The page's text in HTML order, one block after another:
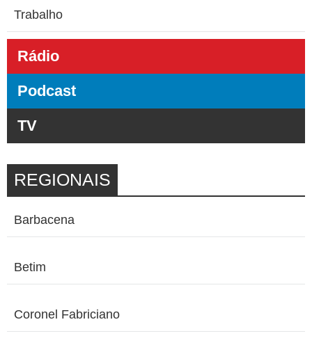
Trabalho
Rádio
Podcast
TV
REGIONAIS
Barbacena
Betim
Coronel Fabriciano